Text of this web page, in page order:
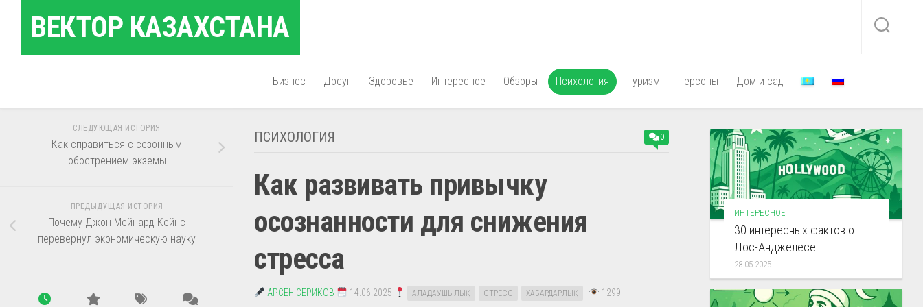
содержаниюВЕКТОР КАЗАХСТАНА
Бизнес Досуг Здоровье Интересное Обзоры Психология Туризм Персоны Дом и сад
ПСИХОЛОГИЯ 0
Как развивать привычку
осознанности для снижения
стресса
АРСЕН СЕРИКОВ 14.06.2025 АЛАҢДАУШЫЛЫҚ СТРЕСС ХАБАРДАРЛЫҚ 1299
СЛЕДУЮЩАЯ ИСТОРИЯ
Как справиться с сезонным
обострением экземы
ПРЕДЫДУЩАЯ ИСТОРИЯ
Почему Джон Мейнард Кейнс
перевернул экономическую науку
ИНТЕРЕСНОЕ
30 интересных фактов о
Лос-Анджелесе
28.05.2025